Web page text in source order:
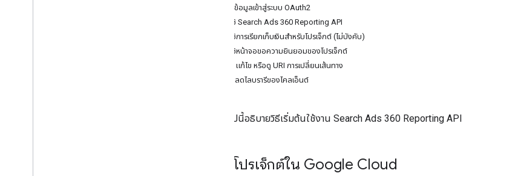
สร้างข้อมูลเข้าสู่ระบบ OAuth2
เปิดใช้ Search Ads 360 Reporting API
เปิดใช้การเรียกเก็บเงินสำหรับโปรเจ็กต์ (ไม่บังคับ)
เปิดใช้หน้าจอขอความยินยอมของโปรเจ็กต์
สร้าง แก้ไข หรือดู URI การเปลี่ยนเส้นทาง
ดาวน์โหลดไลบรารีของไคลเอ็นต์
ส่วนต่อไปนี้อธิบายวิธีเริ่มต้นใช้งาน Search Ads 360 Reporting API
ตั้งค่าโปรเจ็กต์ใน Google Cloud